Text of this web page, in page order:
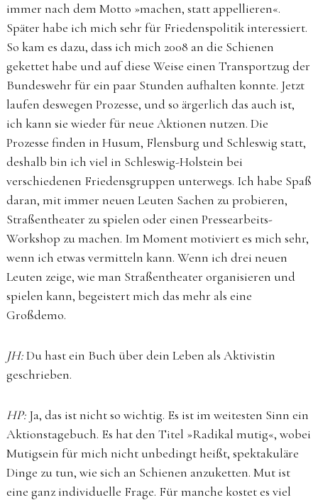
immer nach dem Motto »machen, statt appellieren«.
Später habe ich mich sehr für Friedenspolitik interessiert.
So kam es dazu, dass ich mich 2008 an die Schienen
gekettet habe und auf diese Weise einen Transportzug der
Bundeswehr für ein paar Stunden aufhalten konnte. Jetzt
laufen deswegen Prozesse, und so ärgerlich das auch ist,
ich kann sie wieder für neue Aktionen nutzen. Die
Prozesse finden in Husum, Flensburg und Schleswig statt,
deshalb bin ich viel in Schleswig-Holstein bei
verschiedenen Friedensgruppen unterwegs. Ich habe Spaß
daran, mit immer neuen Leuten Sachen zu probieren,
Straßentheater zu spielen oder einen Pressearbeits-
Workshop zu machen. Im Moment motiviert es mich sehr,
wenn ich etwas vermitteln kann. Wenn ich drei neuen
Leuten zeige, wie man Straßentheater organisieren und
spielen kann, begeistert mich das mehr als eine
Großdemo.
JH:Du hast ein Buch über dein Leben als Aktivistin
geschrieben.
HP:Ja, das ist nicht so wichtig. Es ist im weitesten Sinn ein
Aktionstagebuch. Es hat den Titel »Radikal mutig«, wobei
Mutigsein für mich nicht unbedingt heißt, spektakuläre
Dinge zu tun, wie sich an Schienen anzuketten. Mut ist
eine ganz individuelle Frage. Für manche kostet es viel